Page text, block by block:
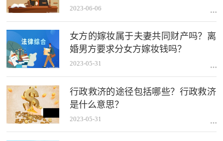
2023-06-06
女方的嫁妆属于夫妻共同财产吗？离
婚男方要求分女方嫁妆钱吗？
2023-05-31
行政救济的途径包括哪些？行政救济
是什么意思？
2023-05-31